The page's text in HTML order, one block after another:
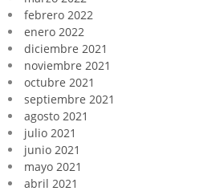
febrero 2022
enero 2022
diciembre 2021
noviembre 2021
octubre 2021
septiembre 2021
agosto 2021
julio 2021
junio 2021
mayo 2021
abril 2021